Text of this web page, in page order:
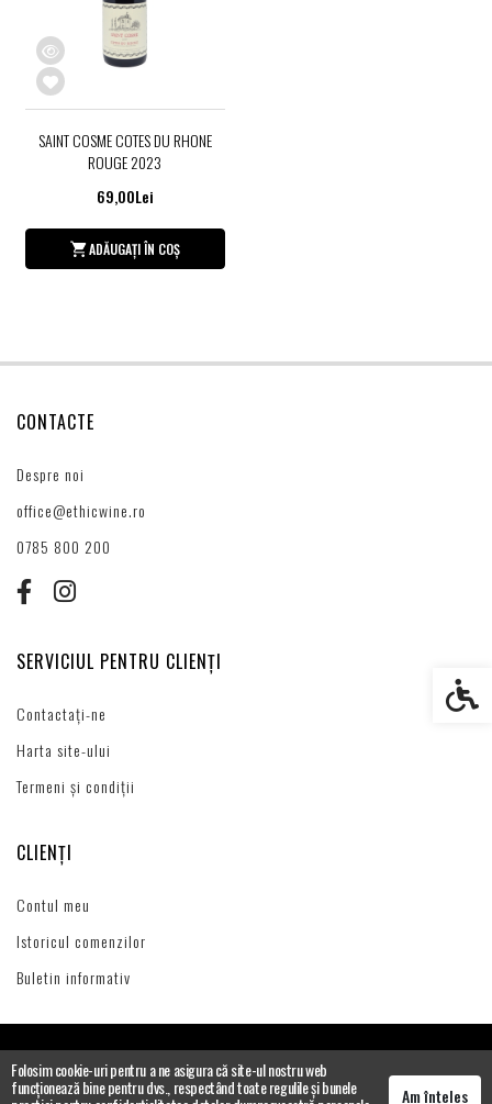
SAINT COSME COTES DU RHONE
ROUGE 2023
69,00Lei
ADĂUGAȚI ÎN COȘ
Folosim cookie-uri pentru a ne asigura că site-ul nostru web
funcționează bine pentru dvs., respectând toate regulile și bunele Am înțeles
CONTACTE
Despre noi
office@ethicwine.ro
0785 800 200
SERVICIUL PENTRU CLIENȚI
Contactați-ne
Harta site-ului
Termeni și condiții
CLIENȚI
Contul meu
Istoricul comenzilor
Buletin informativ
Setări